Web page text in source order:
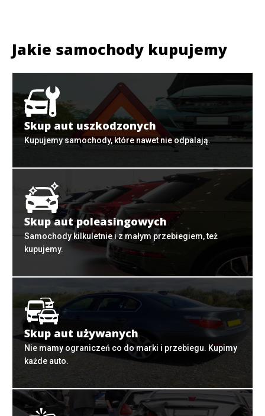
Jakie samochody kupujemy
Skup aut uszkodzonych
Kupujemy samochody, które nawet nie odpalają.
Skup aut poleasingowych
Samochody kilkuletnie i z małym przebiegiem, też
kupujemy.
Skup aut używanych
Nie mamy ograniczeń co do marki i przebiegu. Kupimy
każde auto.